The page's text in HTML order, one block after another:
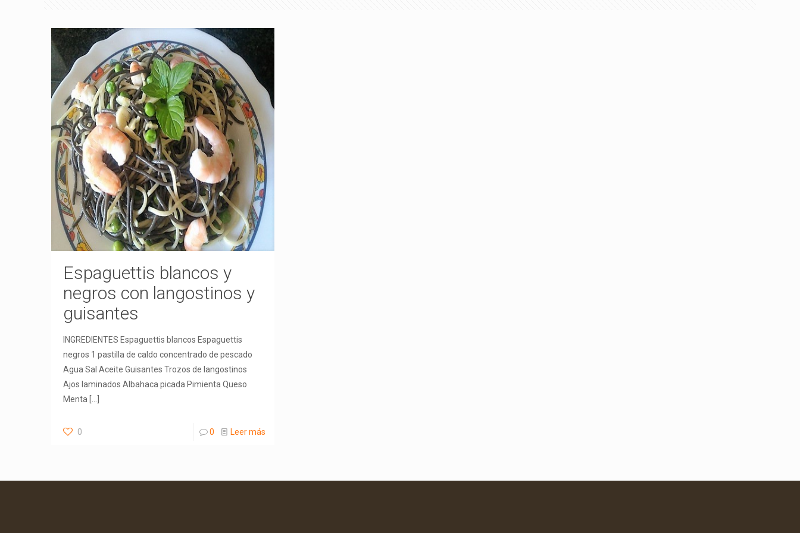
Espaguettis blancos y
negros con langostinos y
guisantes
INGREDIENTES Espaguettis blancos Espaguettis
negros 1 pastilla de caldo concentrado de pescado
Agua Sal Aceite Guisantes Trozos de langostinos
Ajos laminados Albahaca picada Pimienta Queso
Menta
0 0 Leer más